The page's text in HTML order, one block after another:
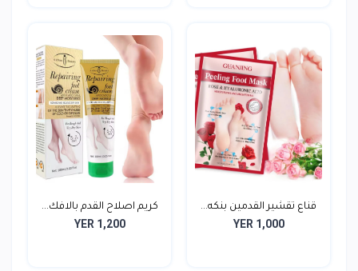
قناع تقشير القدمين بنكه...
YER 1,000
كريم اصلاح القدم بالافك...
YER 1,200